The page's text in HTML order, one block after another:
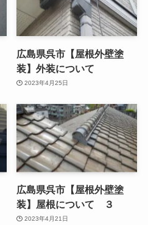
広島県呉市【屋根外壁塗
装】外装について
2023年4月25日
広島県呉市【屋根外壁塗
装】屋根について ３
2023年4月21日